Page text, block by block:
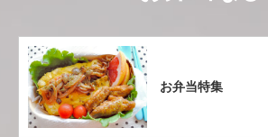
お弁当特集